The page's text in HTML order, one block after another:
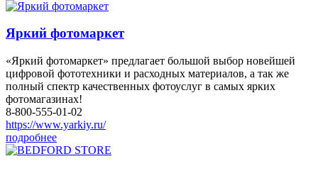
Яркий фотомаркет
«Яркий фотомаркет» предлагает большой выбор новейшей
цифровой фототехники и расходных материалов, а так же
полный спектр качественных фотоуслуг в самых ярких
фотомагазинах!
8-800-555-01-02
https://www.yarkiy.ru/
подробнее